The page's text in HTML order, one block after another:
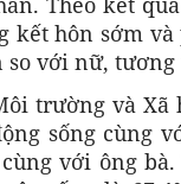
kết hôn sớm
với nữ, tương
trường và Xã
sống cùng
với ông